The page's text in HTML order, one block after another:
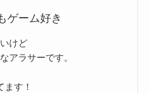
ゲーム好き
けど
アラサーです。
す！